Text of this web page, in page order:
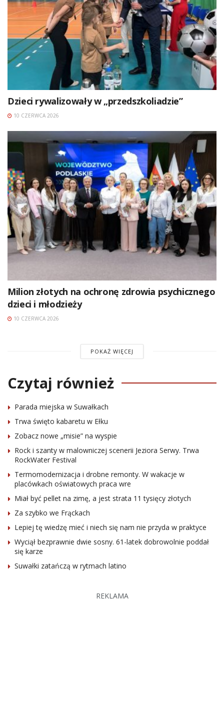
Dzieci rywalizowały w „przedszkoliadzie”
10 CZERWCA 2026
Milion złotych na ochronę zdrowia psychicznego
dzieci i młodzieży
10 CZERWCA 2026
POKAŻ WIĘCEJ
Czytaj również
Parada miejska w Suwałkach
Trwa święto kabaretu w Ełku
Zobacz nowe „misie” na wyspie
Rock i szanty w malowniczej scenerii Jeziora Serwy. Trwa
RockWater Festival
Termomodernizacja i drobne remonty. W wakacje w
placówkach oświatowych praca wre
Miał być pellet na zimę, a jest strata 11 tysięcy złotych
Za szybko we Frąckach
Lepiej tę wiedzę mieć i niech się nam nie przyda w praktyce
Wyciął bezprawnie dwie sosny. 61-latek dobrowolnie poddał
się karze
Suwałki zatańczą w rytmach latino
REKLAMA